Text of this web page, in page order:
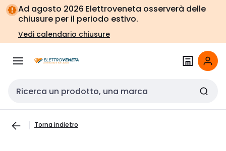
Vai alla
navigazione
Vai
alla
pagina
Ad agosto 2026 Elettroveneta osserverà delle
chiusure per il periodo estivo.
Vedi calendario chiusure
Cerca input
Torna indietro